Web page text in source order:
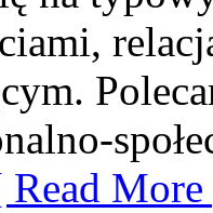
Read